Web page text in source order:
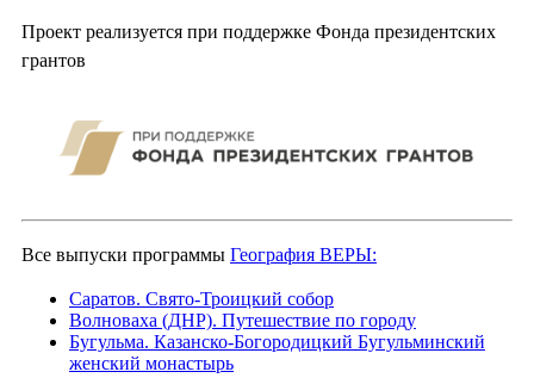
Проект реализуется при поддержке Фонда президентских
грантов
Все выпуски программы География ВЕРЫ:
Саратов. Свято-Троицкий собор
Волноваха (ДНР). Путешествие по городу
Бугульма. Казанско-Богородицкий Бугульминский
женский монастырь